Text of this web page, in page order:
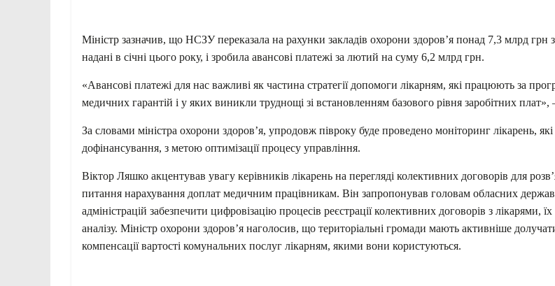
Міністр зазначив, що НСЗУ переказала на рахунки закладів охорони здоров’я понад 7,3 млрд грн
надані в січні цього року, і зробила авансові платежі за лютий на суму 6,2 млрд грн.
«Авансові платежі для нас важливі як частина стратегії допомоги лікарням, які працюють за
медичних гарантій і у яких виникли труднощі зі встановленням базового рівня заробітних плат»,
За словами міністра охорони здоров’я, упродовж півроку буде проведено моніторинг лікарень,
дофінансування, з метою оптимізації процесу управління.
Віктор Ляшко акцентував увагу керівників лікарень на перегляді колективних договорів для
питання нарахування доплат медичним працівникам. Він запропонував головам обласних
адміністрацій забезпечити цифровізацію процесів реєстрації колективних договорів з лікарями, їх
аналізу. Міністр охорони здоров’я наголосив, що територіальні громади мають активніше
компенсації вартості комунальних послуг лікарням, якими вони користуються.